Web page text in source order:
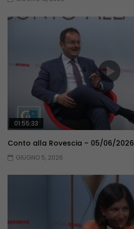
01:55:33
Conto alla Rovescia – 05/06/2026
GIUGNO 5, 2026